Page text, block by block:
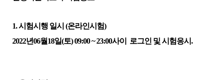
1.시험시행 일시 (온라인시험)
2022년06월18일(토) 09:00 ~ 23:00사이 로그인 및 시험응시 .